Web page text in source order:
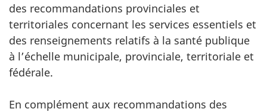
des recommandations provinciales et
territoriales concernant les services essentiels et
des renseignements relatifs à la santé publique
à l’échelle municipale, provinciale, territoriale et
fédérale.
En complément aux recommandations des